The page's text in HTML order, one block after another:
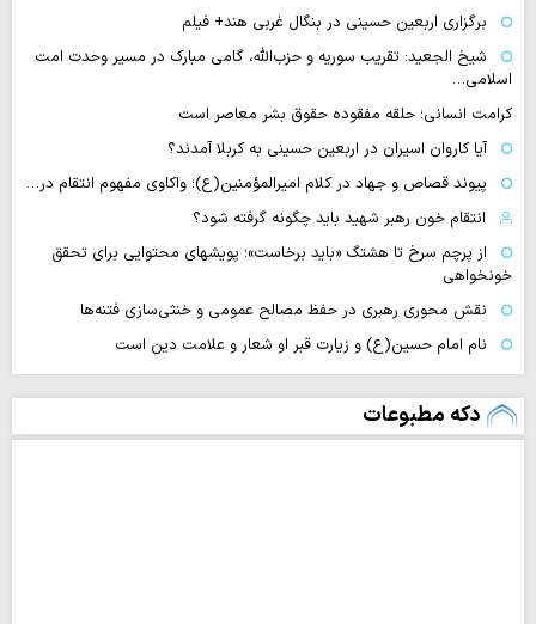
برگزاری اربعین حسینی در بنگال غربی هند+ فیلم
شیخ الجعید: تقریب سوریه و حزب‌الله، گامی مبارک در مسیر وحدت امت
اسلامی…
کرامت انسانی؛ حلقه مفقوده حقوق بشر معاصر است
آیا کاروان اسیران در اربعین حسینی به کربلا آمدند؟
پیوند قصاص و جهاد در کلام امیرالمؤمنین(ع)؛ واکاوی مفهوم انتقام در…
انتقام خون رهبر شهید باید چگونه گرفته شود؟
از پرچم سرخ تا هشتگ «باید برخاست»؛ پویشهای محتوایی برای تحقق
خونخواهی
نقش محوری رهبری در حفظ مصالح عمومی و خنثی‌سازی فتنه‌ها
نام امام حسین(ع) و زیارت قبر او شعار و علامت دین است
دکه مطبوعات